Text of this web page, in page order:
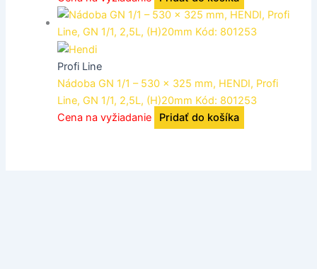
Profi Line
Nádoba GN 1/1 – 530 x 325 mm, HENDI, Profi
Line, GN 1/1, 2,5L, (H)20mm Kód: 801253
Cena na vyžiadanie
Pridať do košíka